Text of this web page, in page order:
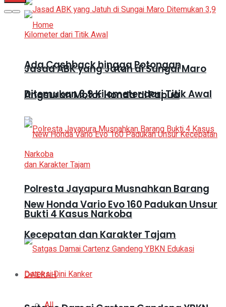
Jasad ABK yang Jatuh di Sungai Maro
Ditemukan 3,9 Kilometer dari Titik Awal
Polresta Jayapura Musnahkan Barang
Bukti 4 Kasus Narkoba
Ada Cashback hingga Potongan
Angsuran Motor Honda di Papua
New Honda Vario Evo 160 Padukan Unsur
Kecepatan dan Karakter Tajam
DAERAH